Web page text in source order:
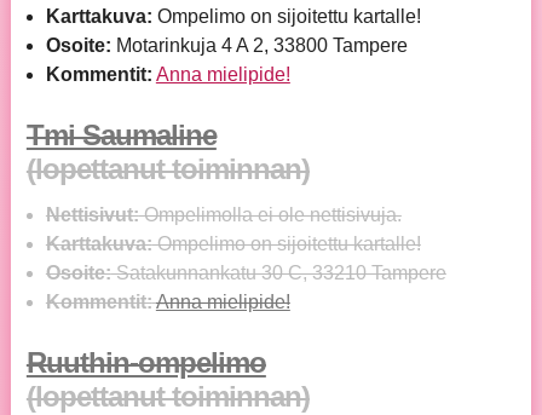
Karttakuva: Ompelimo on sijoitettu kartalle!
Osoite: Motarinkuja 4 A 2, 33800 Tampere
Kommentit: Anna mielipide!
Tmi Saumaline
(lopettanut toiminnan)
Nettisivut:Ompelimolla ei ole nettisivuja.
Karttakuva:Ompelimo on sijoitettu kartalle!
Osoite:Satakunnankatu 30 C, 33210 Tampere
Kommentit:Anna mielipide!
Ruuthin-ompelimo
(lopettanut toiminnan)